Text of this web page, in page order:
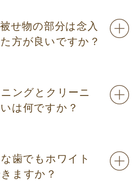
せ物の部分は念入
方が良いですか？
ングとクリーニ
は何ですか？
歯でもホワイト
ますか？